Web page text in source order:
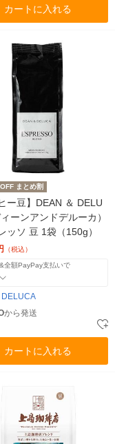
カートに入れる
まとめ割
ー豆】DEAN ＆ DELU
ーンアンドデルーカ）
ッソ 豆 1袋（150g）
（税込）
全額PayPay支払いで
から発送
カートに入れる